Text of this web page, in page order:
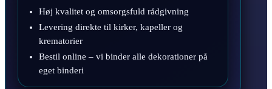
Høj kvalitet og omsorgsfuld rådgivning
Levering direkte til kirker, kapeller og
krematorier
Bestil online – vi binder alle dekorationer på
eget binderi